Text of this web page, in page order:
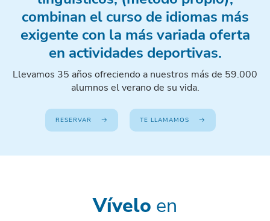
combinan el curso de idiomas más
exigente con la más variada oferta
en actividades deportivas.
Llevamos 35 años ofreciendo a nuestros más de 59.000
alumnos el verano de su vida.
RESERVAR TE LLAMAMOS
Vívelo en